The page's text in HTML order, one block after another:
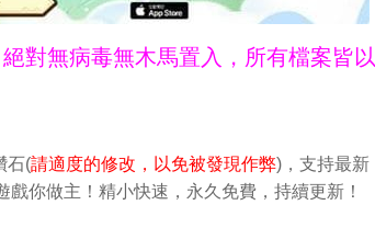
對無病毒無木馬置入，所有檔案皆以
石(請適度的修改，以免被發現作弊)，支持最新
你做主！精小快速，永久免費，持續更新！